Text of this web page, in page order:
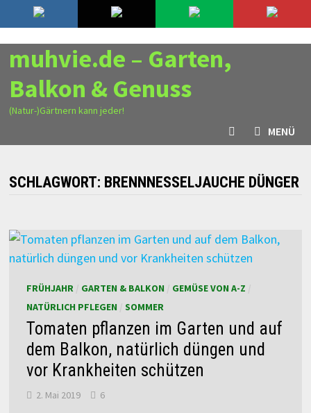
Zurück
zum
Inhalt
7. August 2026
muhvie.de – Garten,
Balkon & Genuss
(Natur-)Gärtnern kann jeder!
MENÜ
SCHLAGWORT: BRENNNESSELJAUCHE DÜNGER
FRÜHJAHR/ GARTEN & BALKON GEMÜSE VON A-Z
NATÜRLICH PFLEGEN
SOMMER
Tomaten pflanzen im Garten und auf
dem Balkon, natürlich düngen und
vor Krankheiten schützen
2. Mai 2019 6